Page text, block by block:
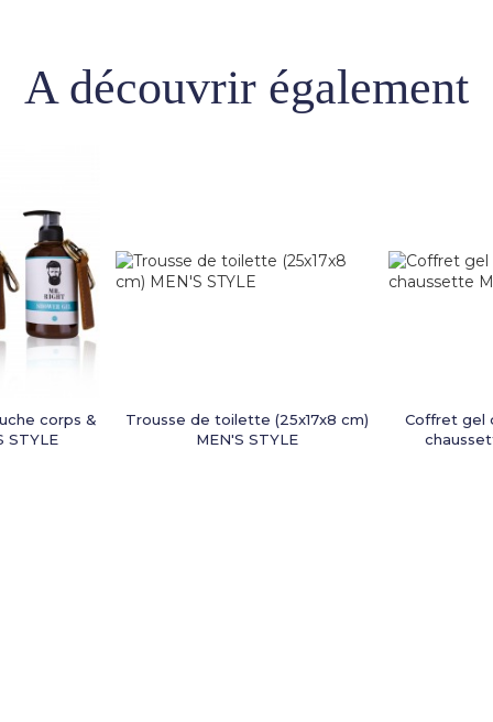
A découvrir également
corps &
STYLE
Trousse de toilette (25x17x8 cm)
MEN'S STYLE
Coffret gel